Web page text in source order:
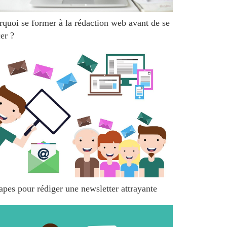
se former à la rédaction web avant de se
?
pour rédiger une newsletter attrayante